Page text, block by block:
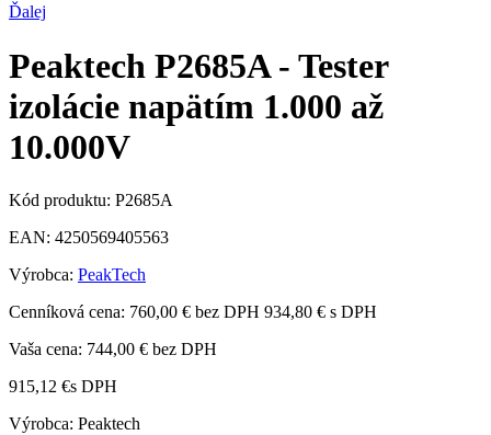
Ďalej
Peaktech P2685A - Tester
izolácie napätím 1.000 až
10.000V
Kód produktu: P2685A
EAN: 4250569405563
Výrobca: PeakTech
Cenníková cena: 760,00 € bez DPH 934,80 € s DPH
Vaša cena: 744,00 € bez DPH
915,12 €s DPH
Výrobca: Peaktech